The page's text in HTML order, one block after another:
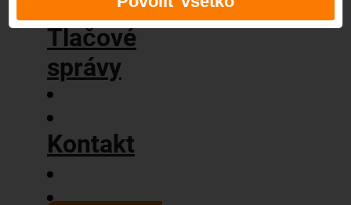
Tlačové
správy
Kontakt